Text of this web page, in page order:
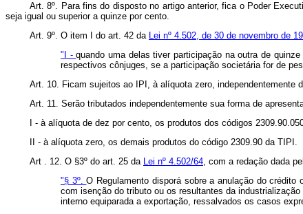
Art. 8º. Para fins do disposto no artigo anterior, fica o Poder
seja igual ou superior a quinze por cento.
Art. 9º. O item I do art. 42 da
Lei nº 4.502, de 30 de novembro de
"I -quando uma delas tiver participação na outra de
respectivos cônjuges, se a participação societária for de
Art. 10. Ficam sujeitos ao IPI, à alíquota zero, independentemente
Art. 11. Serão tributados independentemente sua forma de
I - à alíquota de dez por cento, os produtos dos códigos
II - à alíquota zero, os demais produtos do código 2309.90 da TIPI.
Art . 12. O §3º do art. 25 da
Lei nº 4.502/64 , com a redação dada
"§ 3º.O Regulamento disporá sobre a anulação do
com isenção do tributo ou os resultantes da
interno equiparada a exportação, ressalvados os casos